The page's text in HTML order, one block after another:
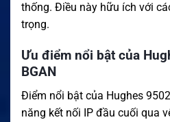
thống. Điều này hữu ích với
trọng.
Ưu điểm nổi bật của
BGAN
Điểm nổi bật của Hughes
năng kết nối IP đầu cuối qua